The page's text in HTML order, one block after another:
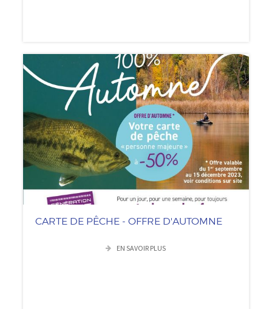
CARTE DE PÊCHE - OFFRE D'AUTOMNE
EN SAVOIR PLUS